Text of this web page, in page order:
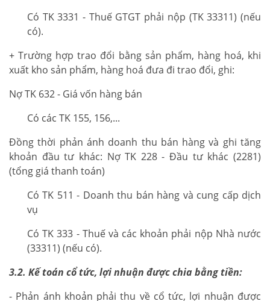
Có TK 3331 - Thuế GTGT phải nộp (TK 33311) (nếu
có).
+ Trường hợp trao đổi bằng sản phẩm, hàng hoá, khi
xuất kho sản phẩm, hàng hoá đưa đi trao đổi, ghi:
Nợ TK 632 - Giá vốn hàng bán
Có các TK 155, 156,...
Đồng thời phản ánh doanh thu bán hàng và ghi tăng
khoản đầu tư khác: Nợ TK 228 - Đầu tư khác (2281)
(tổng giá thanh toán)
Có TK 511 - Doanh thu bán hàng và cung cấp dịch
vụ
Có TK 333 - Thuế và các khoản phải nộp Nhà nước
(33311) (nếu có).
3.2. Kế toán cổ tức, lợi nhuận được chia bằng tiền:
- Phản ánh khoản phải thu về cổ tức, lợi nhuận được